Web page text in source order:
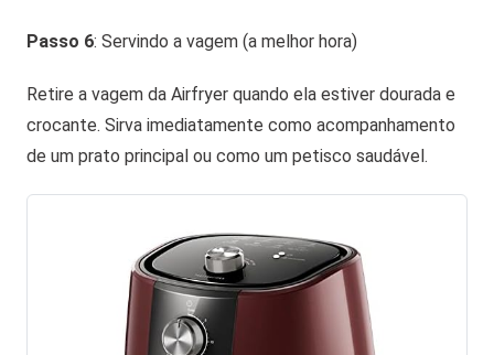
Passo 6: Servindo a vagem (a melhor hora)
Retire a vagem da Airfryer quando ela estiver dourada e
crocante. Sirva imediatamente como acompanhamento
de um prato principal ou como um petisco saudável.